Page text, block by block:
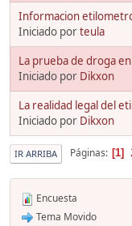
Informacion
Iniciado porteula
La prueba de droga
Iniciado por Dikxon
La realidad legal del
Iniciado por Dikxon
IR ARRIBA Páginas 1
Encuesta
Tema Movido